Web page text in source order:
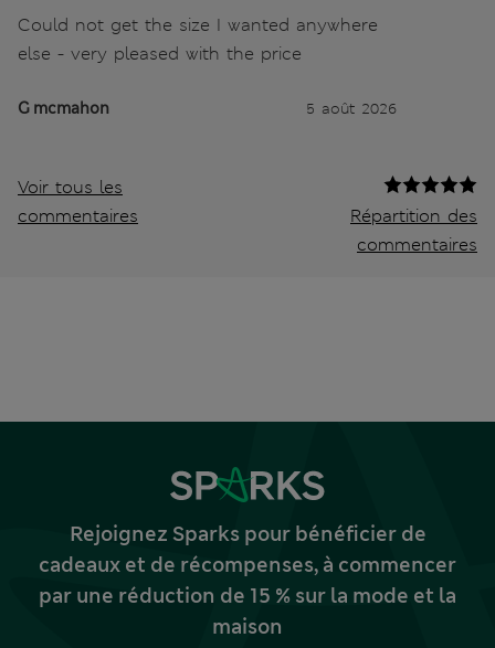
Could not get the size I wanted anywhere
else - very pleased with the price
G mcmahon 5 août 2026
Voir tous les
commentaires
Répartition des
commentaires
Rejoignez Sparks pour bénéficier de
cadeaux et de récompenses, à commencer
par une réduction de 15 % sur la mode et la
maison